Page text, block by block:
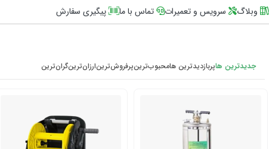
وبلاگ سرویس و تعمیرات تماس با ما پیگیری سفارش
جدیدترین هاپربازدیدترین هامحبوب‌‌ترینپرفروش‌ترینارزان‌ترینگران‌ترین